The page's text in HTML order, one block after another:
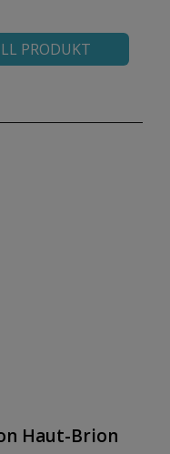
PRODUKT
Haut-Brion